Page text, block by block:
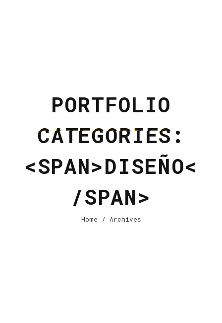
PORTFOLIO
CATEGORIES:
<SPAN>DISEÑO<
/SPAN>
Home / Archives